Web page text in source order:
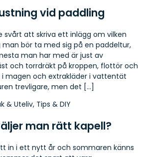
vid paddling
svårt att skriva ett inlägg om vilken
bör ta med sig på en paddeltur,
man har med är just av
och torrdräkt på kroppen, flottör och
magen och extrakläder i vattentät
trevligare, men det […]
& Uteliv, Tips & DIY
man rätt kapell?
in i ett nytt år och sommaren känns